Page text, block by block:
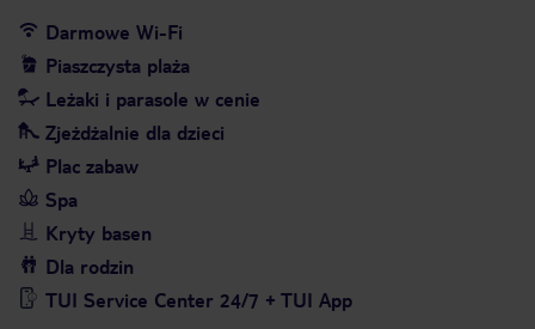
Darmowe Wi-Fi
Piaszczysta plaża
Leżaki i parasole w cenie
Zjeżdżalnie dla dzieci
Plac zabaw
Spa
Kryty basen
Dla rodzin
TUI Service Center 24/7 + TUI App